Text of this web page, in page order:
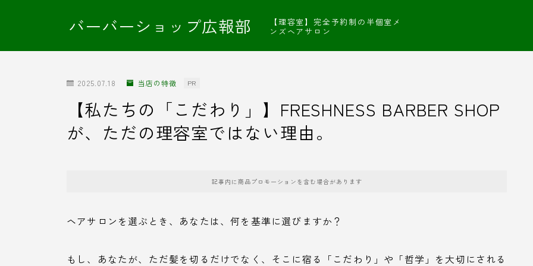
バーバーショップ広報部
【理容室】完全予約制の半個室メ
ンズヘアサロン
2025.07.18 当店の特徴 PR
【私たちの「こだわり」】FRESHNESS BARBER SHOP
が、ただの理容室ではない理由。
記事内に商品プロモーションを含む場合があります
ヘアサロンを選ぶとき、あなたは、何を基準に選びますか？
もし、あなたが、ただ髪を切るだけでなく、そこに宿る「こだわり」や「哲学」を大切にされる